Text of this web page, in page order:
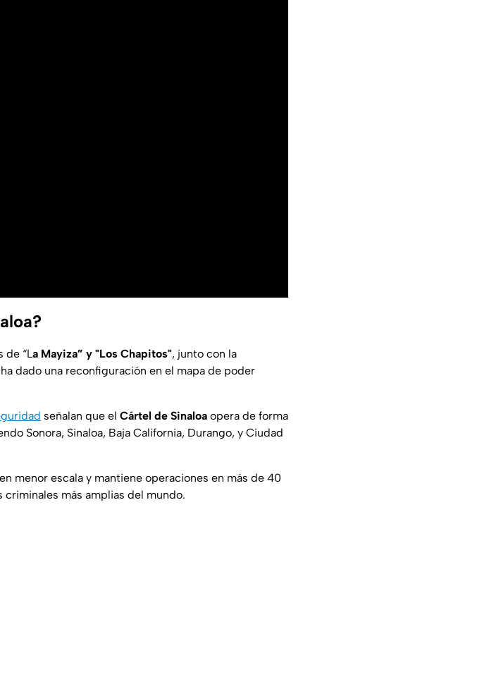
de “La Mayiza” y "Los Chapitos", junto con la
dado una reconfiguración en el mapa de poder
señalan que el Cártel de Sinaloa opera de forma
Sonora, Sinaloa, Baja California, Durango, y Ciudad
menor escala y mantiene operaciones en más de 40
más amplias del mundo.